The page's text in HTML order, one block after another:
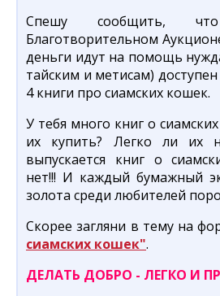
Спешу сообщить,
Благотворительном
деньги идут на помощь
тайским и метисам)
4 книги про сиамских кошек.
У тебя много книг о
их купить? Легко ли их
выпускается книг о
нет!!! И каждый бумажный
золота среди любителей
Скорее загляни в тему на
сиамских кошек".
ДЕЛАТЬ ДОБРО - ЛЕГКО И